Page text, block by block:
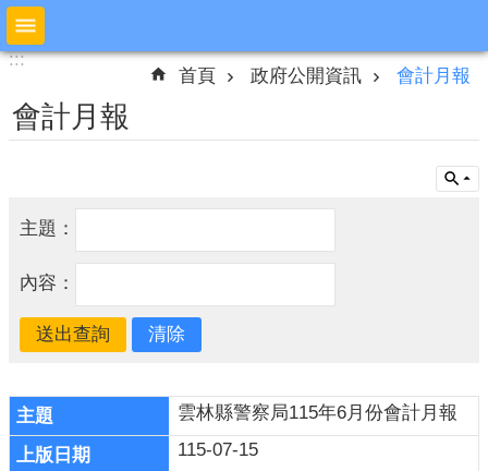
跳到主要內容區塊
搜
尋
公
欄
本
介
預
防
::::::
首頁 政府公開資訊 會計月報
會計月報
主題：
內容：
雲林縣警察局115年6月份會計月報
115-07-15